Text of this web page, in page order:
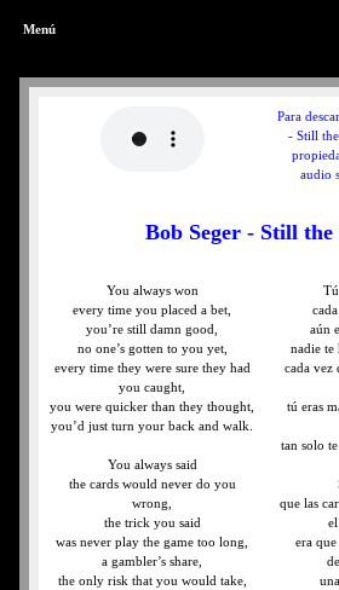
Menú
Para
- Still the
audio
Bob Seger - Still the
You always won
every time you placed a bet,
you’re still damn good,
no one’s gotten to you yet,
every time they were sure they had
you caught,
you were quicker than they thought,
you’d just turn your back and walk.
You always said
the cards would never do you
wrong,
the trick you said
was never play the game too long,
a gambler’s share,
the only risk that you would take,
aún
nadie te
cada vez
tú eras
tan solo
que las
era